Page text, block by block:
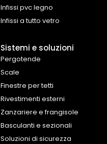
Infissi pvc legno
Infissi a tutto vetro
Sistemi e soluzioni
Pergotende
Scale
Finestre per tetti
Rivestimenti esterni
Zanzariere e frangisole
Basculanti e sezionali
Soluzioni di sicurezza